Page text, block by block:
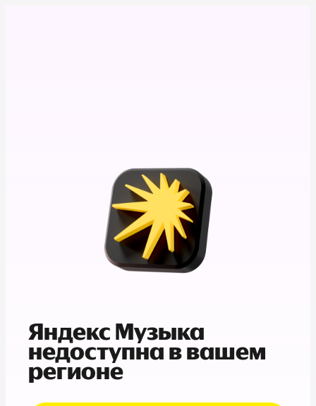
Яндекс Музыка
недоступна в вашем
регионе